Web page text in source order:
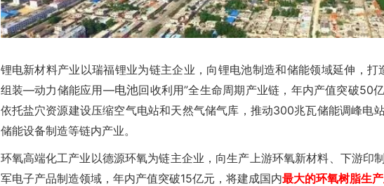
锂电新材料产业以瑞福锂业为链主企业，向锂电池制造和储能领域延伸，
组装—动力储能应用—电池回收利用”全生命周期产业链，年内产值突破50
依托盐穴资源建设压缩空气电站和天然气储气库，推动300兆瓦储能调峰电
储能设备制造等链内产业。
环氧高端化工产业以德源环氧为链主企业，向生产上游环氧新材料、下游印
军电子产品制造领域，年内产值突破15亿元，将建成国内最大的环氧树脂生